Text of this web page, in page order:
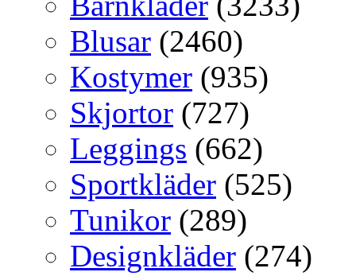
Blusar (2460)
Kostymer (935)
Skjortor (727)
Leggings (662)
Sportkläder (525)
Tunikor (289)
Designkläder (274)